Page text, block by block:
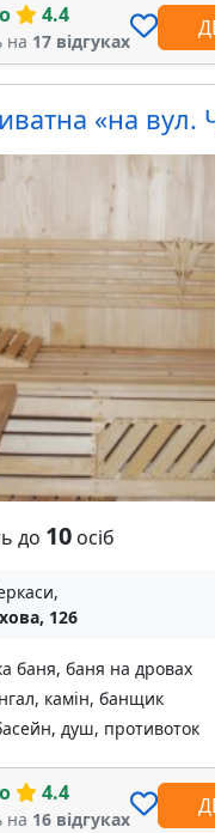
4.4
на 17 відгуках
«на вул.
до 10 осіб
126
баня, баня на дровах
камін, банщик
душ, противоток
4.4
на 16 відгуках